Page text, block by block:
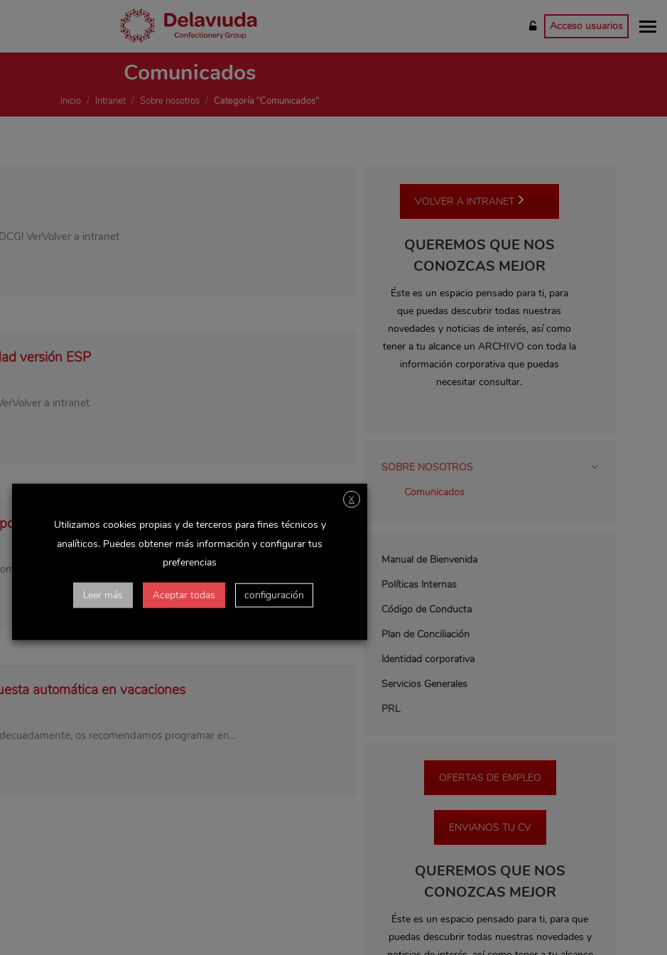
Acceso usuarios
Comunicados
Inicio Intranet Sobre nosotros Categoría "Comunicados"
VerVolver a intranet
versión ESP
a intranet
medidas económicas adoptadas frente al Covid
sabéis, esta crisis nos está impactando de…
automática en vacaciones
os recomendamos programar en…
VOLVER A INTRANET
QUEREMOS QUE NOS
CONOZCAS MEJOR
Éste es un espacio pensado para ti, para
que puedas descubrir todas nuestras
novedades y noticias de interés, así como
tener a tu alcance un ARCHIVO con toda la
información corporativa que puedas
necesitar consultar.
SOBRE NOSOTROS
Comunicados
Manual de Bienvenida
Políticas Internas
Código de Conducta
Plan de Conciliación
Identidad corporativa
Servicios Generales
PRL
OFERTAS DE EMPLEO
ENVIANOS TU CV
QUEREMOS QUE NOS
CONOZCAS MEJOR
Éste es un espacio pensado para ti, para que
puedas descubrir todas nuestras novedades y
X
Utilizamos cookies propias y de terceros para fines técnicos y
analíticos. Puedes obtener más información y configurar tus
preferencias
Leer más Aceptar todas configuración